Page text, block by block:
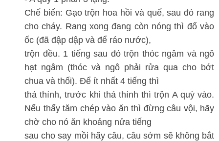
Chế biến: Gạo trộn hoa hồi và quế, sau đó rang
cho cháy. Rang xong đang còn nóng thì đổ vào
ốc (đã đập dập và để ráo nước),
trộn đều. 1 tiếng sau đó trộn thóc ngâm và ngô
hạt ngâm (thóc và ngô phải rửa qua cho bớt
chua và thối). Để ít nhất 4 tiếng thì
thả thính, trước khi thả thính thì trộn A quỳ vào.
Nếu thấy tăm chép vào ăn thì đừng câu vội, hãy
chờ cho nó ăn khoảng nửa tiếng
sau cho say mồi hãy câu, câu sớm sẽ không bắt